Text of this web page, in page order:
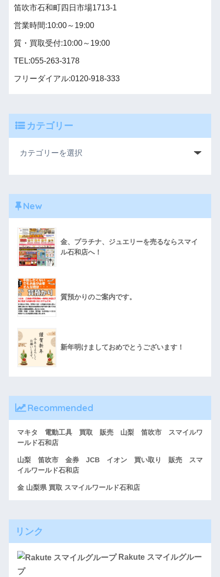
笛吹市石和町四日市場1713-1
営業時間:10:00～19:00
質・買取受付:10:00～19:00
TEL:055-263-3178
フリーダイアル:0120-918-333
カテゴリー
New
金、プラチナ、ジュエリーを売るならスマイ
ル石和店へ！
質預かりのご案内です。
新年明けましておめでとうございます！
Recommended
マキタ 電動工具 買取 販売 山梨 笛吹市 スマイルワ
ールド石和店
山梨 笛吹市 金券 JCB イオン 買い取り 販売 スマ
イルワールド石和店
金 山梨県 買取 スマイルワールド石和店
リンク
Rakute スマイルグルー
プ